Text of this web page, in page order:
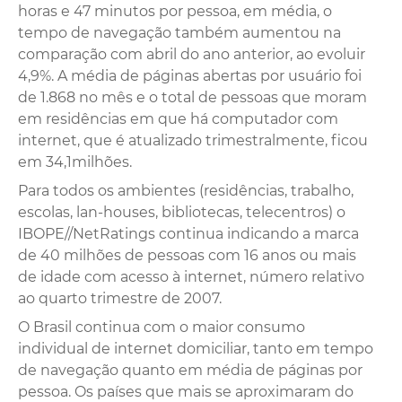
horas e 47 minutos por pessoa, em média, o
tempo de navegação também aumentou na
comparação com abril do ano anterior, ao evoluir
4,9%. A média de páginas abertas por usuário foi
de 1.868 no mês e o total de pessoas que moram
em residências em que há computador com
internet, que é atualizado trimestralmente, ficou
em 34,1milhões.
Para todos os ambientes (residências, trabalho,
escolas, lan-houses, bibliotecas, telecentros) o
IBOPE//NetRatings continua indicando a marca
de 40 milhões de pessoas com 16 anos ou mais
de idade com acesso à internet, número relativo
ao quarto trimestre de 2007.
O Brasil continua com o maior consumo
individual de internet domiciliar, tanto em tempo
de navegação quanto em média de páginas por
pessoa. Os países que mais se aproximaram do